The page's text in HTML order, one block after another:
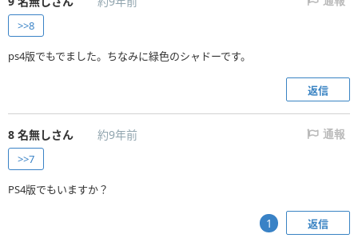
>>8
ps4版でもでました。ちなみに緑色のシャドーです。
返信
8 名無しさん 約9年前 通報
>>7
PS4版でもいますか？
返信
1